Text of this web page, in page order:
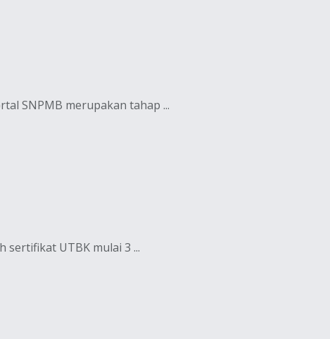
SNPMB merupakan tahap ...
sertifikat UTBK mulai 3 ...